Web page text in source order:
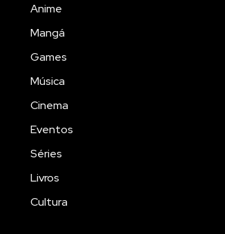
Anime
Mangá
Games
Música
Cinema
Eventos
Séries
Livros
Cultura